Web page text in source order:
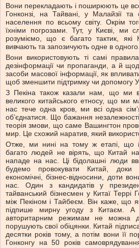
Вони перекладають і поширюють це
Гонконзі, на Тайвані, у Малайзії та
населення по всьому світу. Окрім
їхніми погрозами. Тут, у Києві, ми
розуміємо, що є багато тактик, які
вивчають та запозичують одне в одного.
Вони використовують ті самі
дезінформації чи пропаганди, а й
засоби масової інформації, як
щоб зменшити підтримку чи допомогу
З Пекіна також казали нам, що ми
великого китайського етносу, що ми
нас тече одна кров, ми всі одна
об’єднатися. Що бажання
теорія змови, що саме Вашингтон
мир. Це схожий наратив, який
Отже, ми нині на тому ж етапі, що
багато людей не вірять, що Китай
нападе на нас. Ці бідолашні люди
будемо провокувати Китай,
економічні, бізнес-відносини, доти
нас. Один з кандидатів у
тайванський бізнесмен у Китаї Террі
між Пекіном і Тайбеєм. Він каже, що
підпише мирну угоду з Китаєм.
авторитарним режимам не можна
порушують свої обіцянки. Китай
десятки років тому, а потім вони її
Гонконгу на 50 років